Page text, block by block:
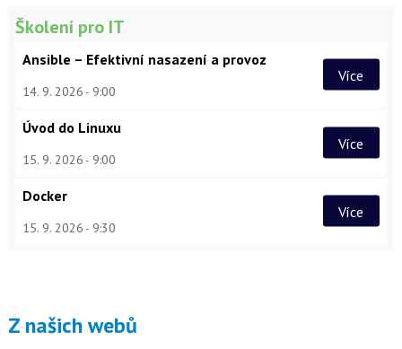
Školení pro IT
Ansible – Efektivní nasazení a provoz
14. 9. 2026 9:00
Více
Úvod do Linuxu
15. 9. 2026 9:00
Více
Docker
15. 9. 2026 9:30
Více
Z našich webů